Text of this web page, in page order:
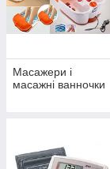
Масажери і
масажні ванночки